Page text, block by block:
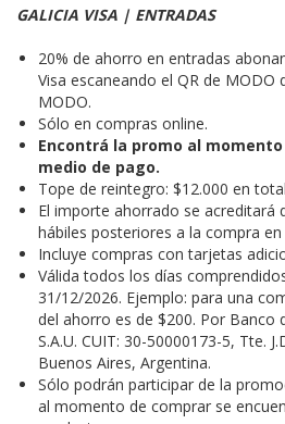
GALICIA VISA | ENTRADAS
20% de ahorro en entradas
Visa escaneando el QR de MODO
MODO.
Sólo en compras online.
Encontrá la promo al
medio de pago.
Tope de reintegro: $12.000 en
El importe ahorrado se acreditará
hábiles posteriores a la compra
Incluye compras con tarjetas
Válida todos los días
31/12/2026. Ejemplo: para una
del ahorro es de $200. Por Banco
S.A.U. CUIT: 30-50000173-5, Tte.
Buenos Aires, Argentina.
Sólo podrán participar de la
al momento de comprar se